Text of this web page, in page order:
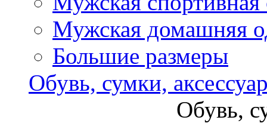
Мужская домашняя
Большие размеры
Обувь, сумки,
Обувь,